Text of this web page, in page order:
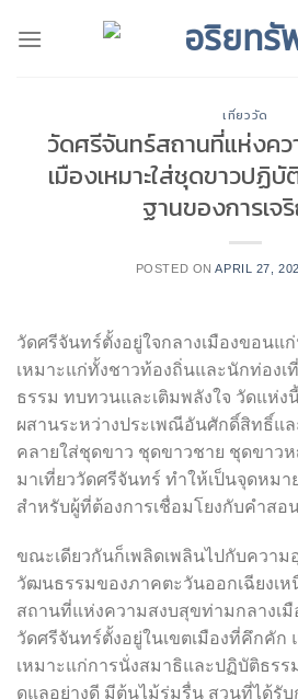
เที่ยววัด
วัดศรีจันทร์สถานที่แห่งค
เมืองเหมาะใส่ชุดขาวปฏิ
ฐานของการเ
POSTED ONAPRIL 27,
วัดศรีจันทร์ตั้งอยู่ใจกลางเมืองขอนแก่
เหมาะแก่ทั้งชาวท้องถิ่นและนักท่องเ
ธรรม ทบทวนและเติมพลังใจ วัดแห่ง
ผสานระหว่างประเพณีอันศักดิ์สิทธิ์แ
คลายใส่ชุดขาว ชุดขาวชาย ชุดขาว
มาเที่ยววัดศรีจันทร์ ทำให้เป็นจุดหมา
สำหรับผู้ที่ต้องการเชื่อมโยงกับคำส
ขณะเดียวกันก็เพลิดเพลินไปกับควา
วัฒนธรรมของภาคตะวันออกเฉียงเห
สถานที่แห่งความสงบสุขท่ามกลางเมื
วัดศรีจันทร์ตั้งอยู่ในเขตเมืองที่คึกคัก
เหมาะแก่การนั่งสมาธิและปฏิบัติธรร
ดูแลอย่างดี มีต้นไม้ร่มรื่น สวนที่ได้รับ